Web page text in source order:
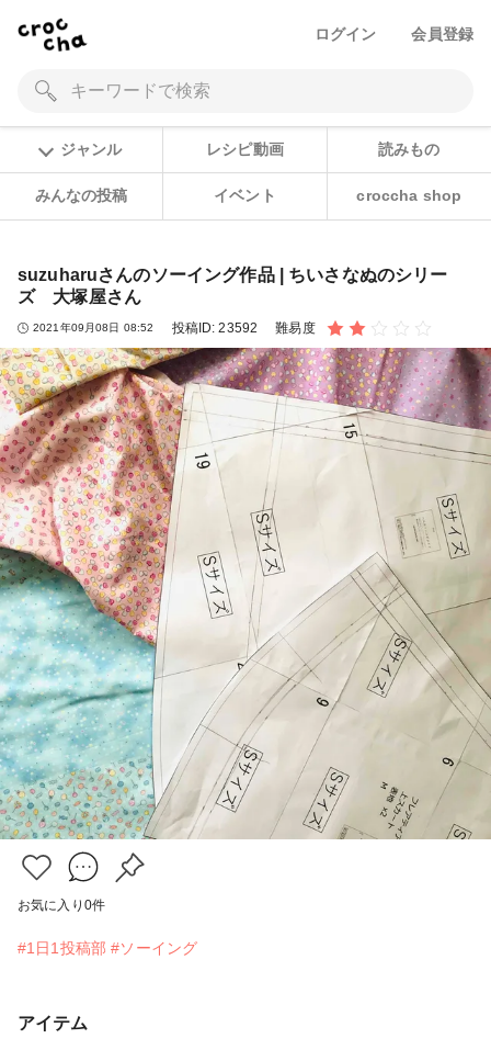
ログイン 会員登録
ジャンル レシピ動画 読みもの
みんなの投稿 イベント croccha shop
suzuharuさんのソーイング作品 | ちいさなぬのシリー
ズ 大塚屋さん
2021年09月08日 08:52 投稿ID:23592 難易度
お気に入り 0件
#1日1投稿部 #ソーイング
アイテム